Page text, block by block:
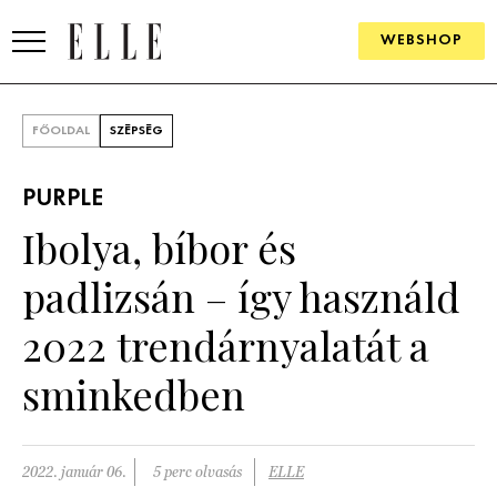
WEBSHOP
SZÉPSÉG
KULTÚRA
PÁRKAPCSOLAT
FŐOLDAL SZÉPSÉG
PURPLE
Ibolya, bíbor és
padlizsán – így használd
2022 trendárnyalatát a
sminkedben
2022. január 06. 5 perc olvasás ELLE